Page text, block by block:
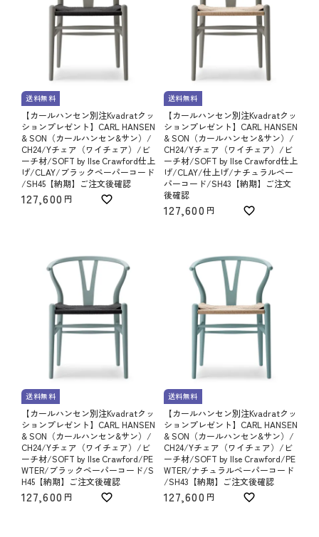
送料無料
【カールハンセン別注Kvadratクッ
ションプレゼント】CARL HANSEN
& SON（カールハンセン&サン）/
CH24/Yチェア（ワイチェア）/ビ
ーチ材/SOFT by Ilse Crawford仕上
げ/CLAY/ブラックペーパーコード
/SH45【納期】ご注文後確認
127,600
送料無料
【カールハンセン別注Kvadratクッ
ションプレゼント】CARL HANSEN
& SON（カールハンセン&サン）/
CH24/Yチェア（ワイチェア）/ビ
ーチ材/SOFT by Ilse Crawford仕上
げ/CLAY/仕上げ/ナチュラルペー
パーコード/SH43【納期】ご注文
後確認
127,600
送料無料
【カールハンセン別注Kvadratクッ
ションプレゼント】CARL HANSEN
& SON（カールハンセン&サン）/
CH24/Yチェア（ワイチェア）/ビ
ーチ材/SOFT by Ilse Crawford/PE
WTER/ブラックペーパーコード/S
H45【納期】ご注文後確認
127,600
送料無料
【カールハンセン別注Kvadratクッ
ションプレゼント】CARL HANSEN
& SON（カールハンセン&サン）/
CH24/Yチェア（ワイチェア）/ビ
ーチ材/SOFT by Ilse Crawford/PE
WTER/ナチュラルペーパーコード
/SH43【納期】ご注文後確認
127,600